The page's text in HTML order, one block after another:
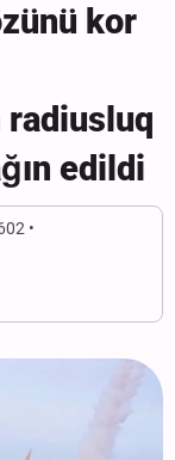
kor
edildi